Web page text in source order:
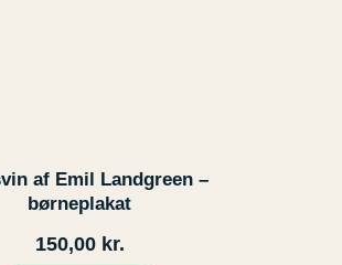
af Emil Landgreen –
børneplakat
150,00 kr.